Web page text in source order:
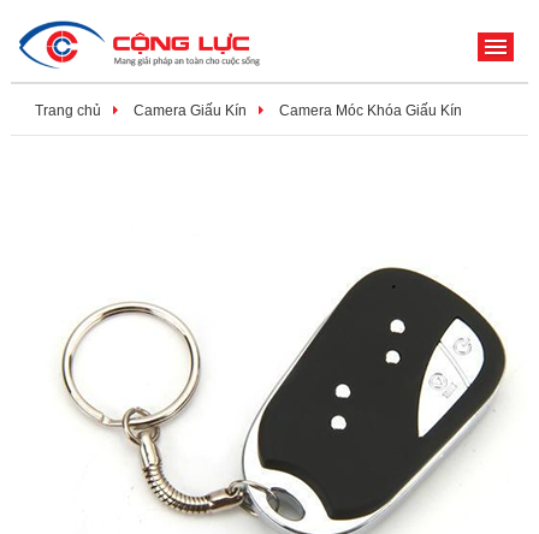
Trang chủ Camera Giấu Kín Camera Móc Khóa Giấu Kín